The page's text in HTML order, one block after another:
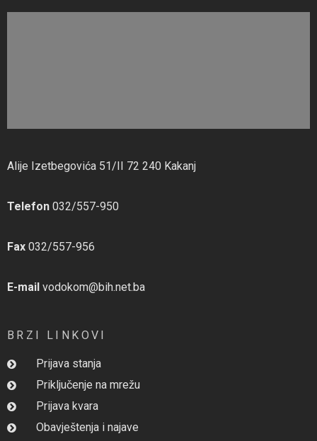
Alije Izetbegovića 51/II 72 240 Kakanj
Telefon 032/557-950
Fax 032/557-956
E-mail vodokom@bih.net.ba
BRZI LINKOVI
Prijava stanja
Priključenje na mrežu
Prijava kvara
Obavještenja i najave